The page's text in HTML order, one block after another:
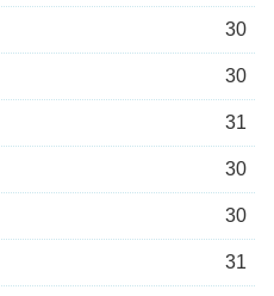
30
30
31
30
30
31